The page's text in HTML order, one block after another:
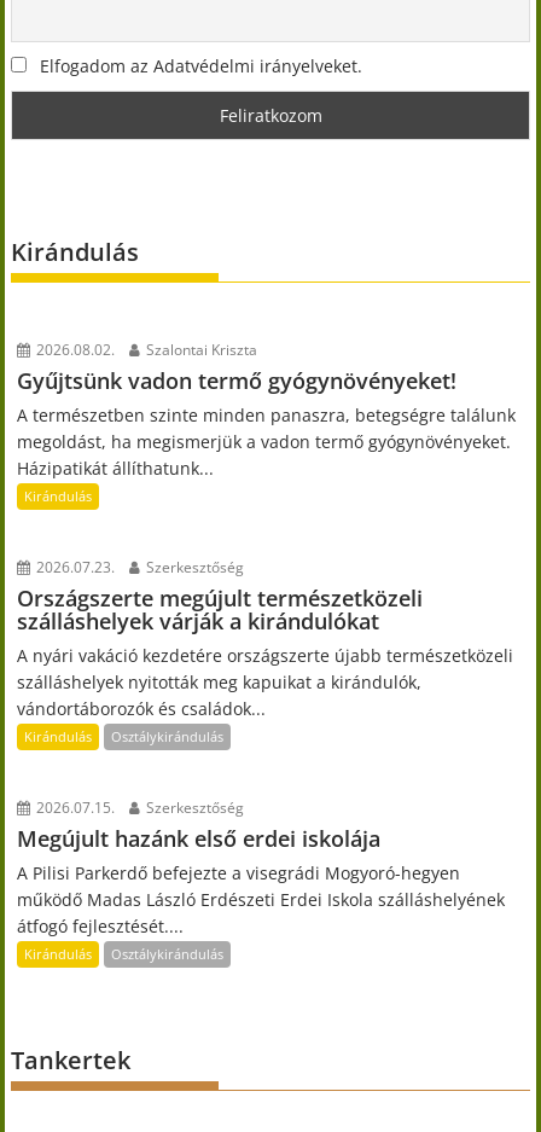
Elfogadom az Adatvédelmi irányelveket.
Kirándulás
2026.08.02. Szalontai Kriszta
Gyűjtsünk vadon termő gyógynövényeket!
A természetben szinte minden panaszra, betegségre találunk
megoldást, ha megismerjük a vadon termő gyógynövényeket.
Házipatikát állíthatunk...
Kirándulás
2026.07.23. Szerkesztőség
Országszerte megújult természetközeli
szálláshelyek várják a kirándulókat
A nyári vakáció kezdetére országszerte újabb természetközeli
szálláshelyek nyitották meg kapuikat a kirándulók,
vándortáborozók és családok...
Kirándulás Osztálykirándulás
2026.07.15. Szerkesztőség
Megújult hazánk első erdei iskolája
A Pilisi Parkerdő befejezte a visegrádi Mogyoró-hegyen
működő Madas László Erdészeti Erdei Iskola szálláshelyének
átfogó fejlesztését....
Kirándulás Osztálykirándulás
Tankertek